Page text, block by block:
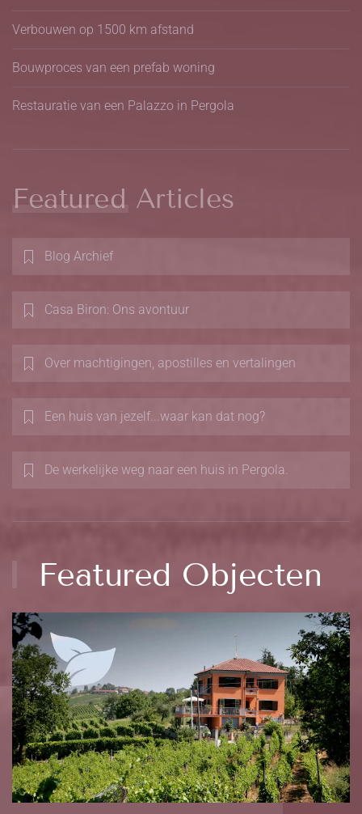
Verbouwen op 1500 km afstand
Bouwproces van een prefab woning
Restauratie van een Palazzo in Pergola
Featured Articles
Blog Archief
Casa Biron: Ons avontuur
Over machtigingen, apostilles en vertalingen
Een huis van jezelf...waar kan dat nog?
De werkelijke weg naar een huis in Pergola.
Featured Objecten